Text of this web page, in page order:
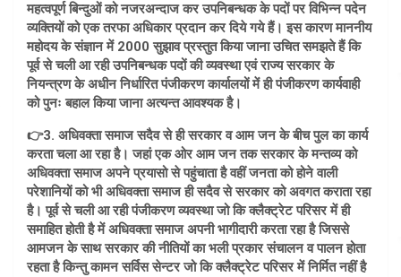
महत्वपूर्ण बिन्दुओं को नजरअन्दाज कर उपनिबन्धक के पदों पर विभिन्न पदेन
व्यक्तियों को एक तरफा अधिकार प्रदान कर दिये गये हैं। इस कारण माननीय
महोदय के संज्ञान में 2000 सुझाव प्रस्तुत किया जाना उचित समझते हैं कि
पूर्व से चली आ रही उपनिबन्धक पदों की व्यवस्था एवं राज्य सरकार के
नियन्त्रण के अधीन निर्धारित पंजीकरण कार्यालयों में ही पंजीकरण कार्यवाही
को पुनः बहाल किया जाना अत्यन्त आवश्यक है।
👉3. अधिवक्ता समाज सदैव से ही सरकार व आम जन के बीच पुल का कार्य
करता चला आ रहा है। जहां एक ओर आम जन तक सरकार के मन्तव्य को
अधिवक्ता समाज अपने प्रयासो से पहुंचाता है वहीं जनता को होने वाली
परेशानियों को भी अधिवक्ता समाज ही सदैव से सरकार को अवगत कराता रहा
है। पूर्व से चली आ रही पंजीकरण व्यवस्था जो कि क्लैक्ट्रेट परिसर में ही
समाहित होती है में अधिवक्ता समाज अपनी भागीदारी करता रहा है जिससे
आमजन के साथ सरकार की नीतियों का भली प्रकार संचालन व पालन होता
रहता है किन्तु कामन सर्विस सेन्टर जो कि क्लैक्ट्रेट परिसर में निर्मित नहीं है